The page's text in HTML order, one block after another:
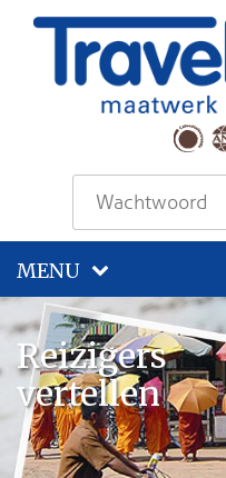
MENU
Reizigers
vertellen